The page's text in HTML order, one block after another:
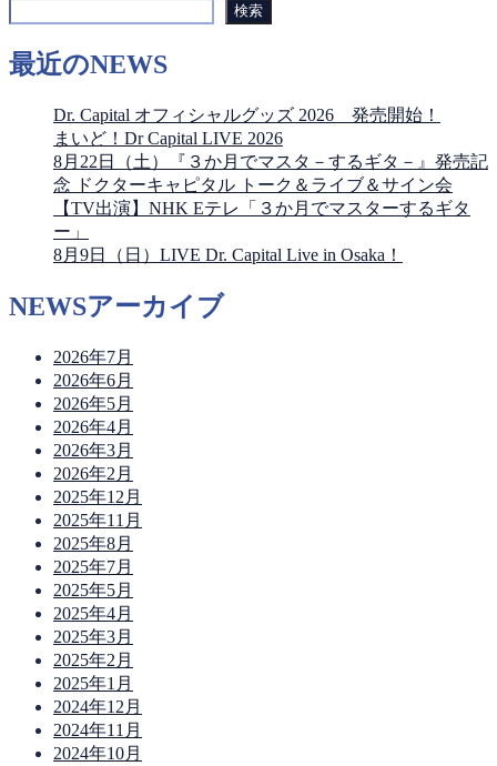
検索
最近のNEWS
Dr. Capital オフィシャルグッズ 2026 発売開始！
まいど！Dr Capital LIVE 2026
8月22日（土）『３か月でマスタ－するギタ－』発売記
念 ドクターキャピタル トーク＆ライブ＆サイン会
【TV出演】NHK Eテレ「３か月でマスターするギタ
ー」
8月9日（日）LIVE Dr. Capital Live in Osaka！
NEWSアーカイブ
2026年7月
2026年6月
2026年5月
2026年4月
2026年3月
2026年2月
2025年12月
2025年11月
2025年8月
2025年7月
2025年5月
2025年4月
2025年3月
2025年2月
2025年1月
2024年12月
2024年11月
2024年10月